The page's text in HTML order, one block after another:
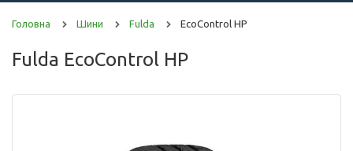
Головна Шини Fulda EcoControl HP
Fulda EcoControl HP